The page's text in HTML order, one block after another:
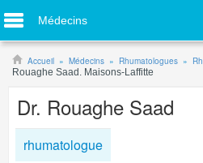
Médecins
Accueil Médecins Rhumatologues
Rouaghe Saad. Maisons-Laffitte
Dr. Rouaghe Saad
rhumatologue